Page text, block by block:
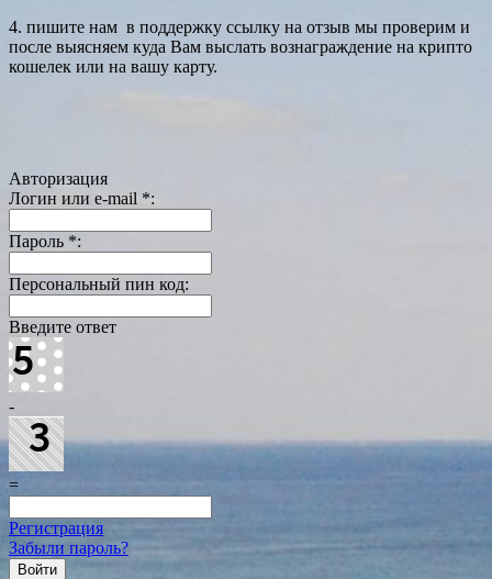
4. пишите нам в поддержку ссылку на отзыв мы проверим и
после выясняем куда Вам выслать вознаграждение на крипто
кошелек или на вашу карту.
Авторизация
Логин или e-mail *:
Пароль *:
Персональный пин код:
Введите ответ
-
=
Регистрация
Забыли пароль?